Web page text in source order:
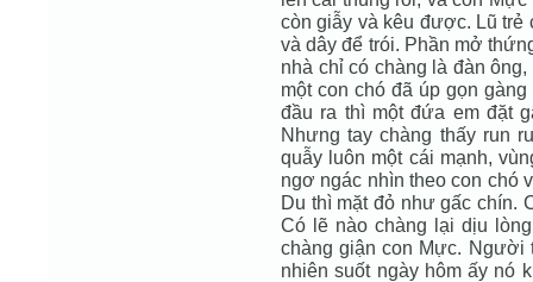
còn giẫy và kêu được. Lũ
và dây để trói. Phần mở
nhà chỉ có chàng là đàn
một con chó đã úp gọn
đầu ra thì một đứa em đặt
Nhưng tay chàng thấy run
quẫy luôn một cái mạnh,
ngơ ngác nhìn theo con chó
Du thì mặt đỏ như gấc chín.
Có lẽ nào chàng lại dịu
chàng giận con Mực. Người
nhiên suốt ngày hôm ấy nó